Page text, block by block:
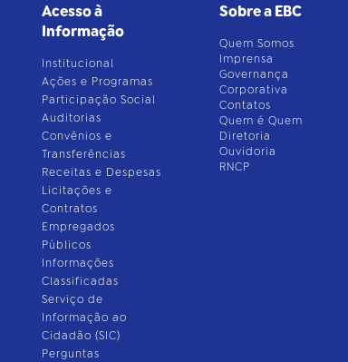
Acesso à
Informação
Institucional
Ações e Programas
Participação Social
Auditorias
Convênios e
Transferências
Receitas e Despesas
Licitações e
Contratos
Empregados
Públicos
Informações
Classificadas
Serviço de
Informação ao
Cidadão (SIC)
Perguntas
Sobre a EBC
Quem Somos
Imprensa
Governança
Corporativa
Contatos
Quem é Quem
Diretoria
Ouvidoria
RNCP